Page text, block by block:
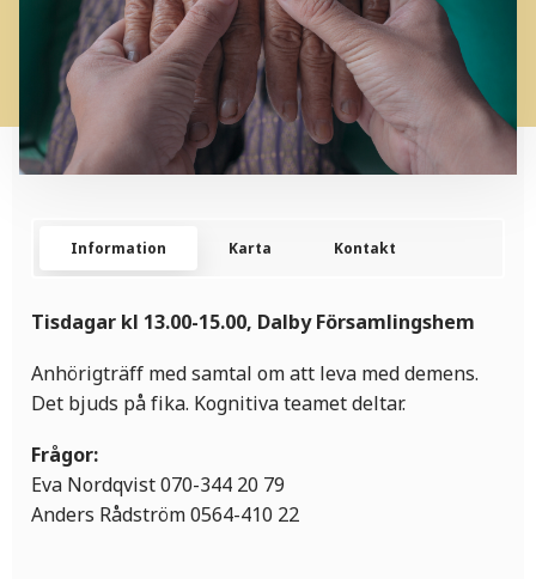
Information Karta Kontakt
Tisdagar kl 13.00-15.00, Dalby Församlingshem
Anhörigträff med samtal om att leva med demens.
Det bjuds på fika. Kognitiva teamet deltar.
Frågor:
Eva Nordqvist 070-344 20 79
Anders Rådström 0564-410 22